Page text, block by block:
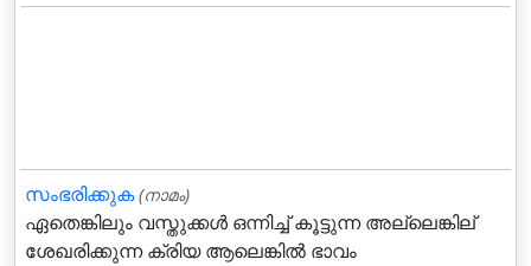
സംഭരിക്കുക (നാമം)
ഏതെങ്കിലും വസ്തുക്കള്‍ ഒന്നിച്ച് കൂട്ടുന്ന അല്ലെങ്കില്
ശേഖരിക്കുന്ന ക്രിയ ആലെങ്കില്‍ ഭാവം